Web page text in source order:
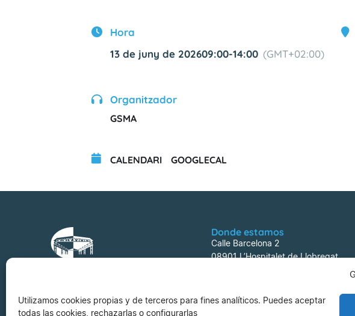
Utilizamos cookies propias y de terceros para fines analíticos. Puedes aceptar
todas las cookies, rechazarlas o configurarlas
Hora
13 de juny de 202609:00-14:00 (GMT+02:00)
Organitzador
GSMA
CALENDARI GOOGLECAL
Donde estamos
Calle Barcelona 2
08901 L’Hospitalet de Llobregat